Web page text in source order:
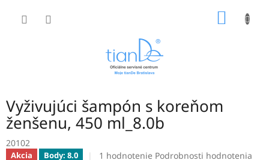
Vyživujúci šampón s koreňom
ženšenu, 450 ml_8.0b
20102
Akcia Body: 8.0
Priemerné
1 hodnotenie Podrobnosti hodnotenia